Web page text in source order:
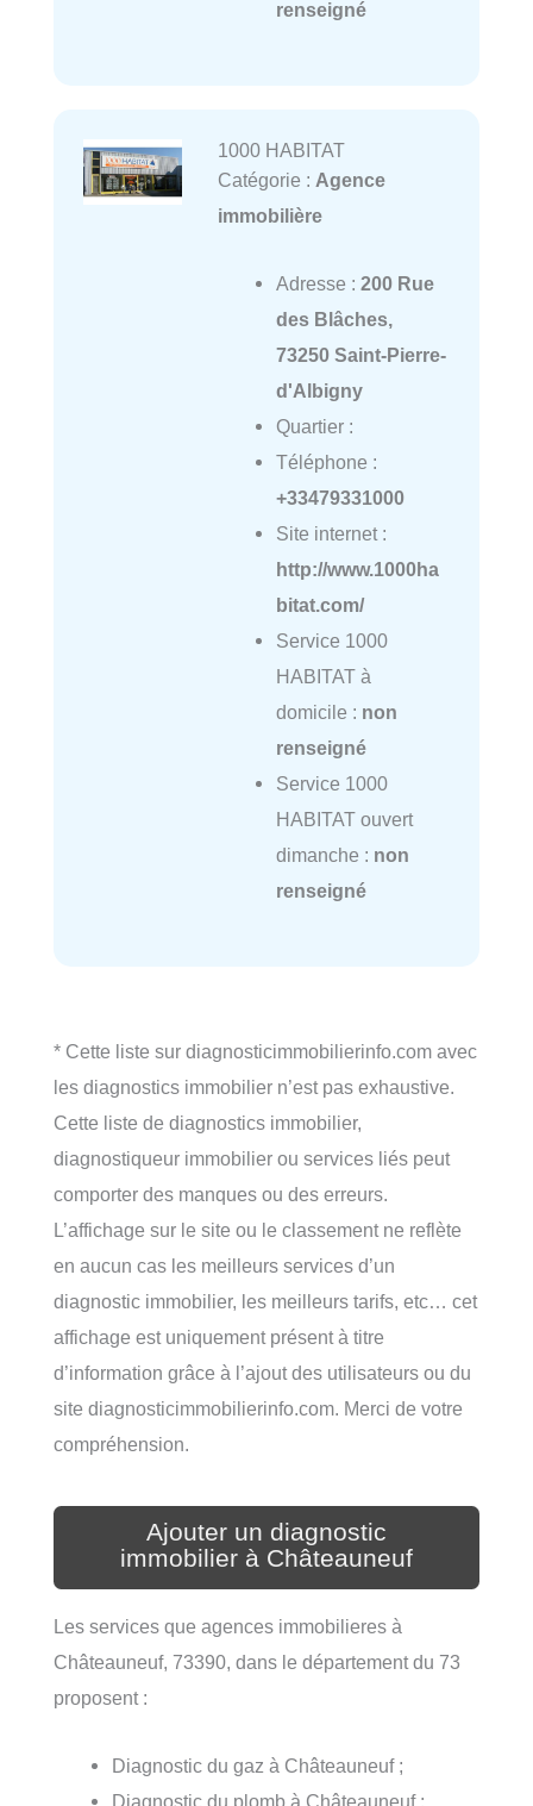
renseigné
1000 HABITAT
Catégorie : Agence
immobilière
Adresse : 200 Rue
des Blâches,
73250 Saint-Pierre-
d'Albigny
Quartier :
Téléphone :
+33479331000
Site internet :
http://www.1000ha
bitat.com/
Service 1000
HABITAT à
domicile : non
renseigné
Service 1000
HABITAT ouvert
dimanche : non
renseigné
* Cette liste sur diagnosticimmobilierinfo.com avec
les diagnostics immobilier n’est pas exhaustive.
Cette liste de diagnostics immobilier,
diagnostiqueur immobilier ou services liés peut
comporter des manques ou des erreurs.
L’affichage sur le site ou le classement ne reflète
en aucun cas les meilleurs services d’un
diagnostic immobilier, les meilleurs tarifs, etc… cet
affichage est uniquement présent à titre
d’information grâce à l’ajout des utilisateurs ou du
site diagnosticimmobilierinfo.com. Merci de votre
compréhension.
Ajouter un diagnostic
immobilier à Châteauneuf
Les services que agences immobilieres à
Châteauneuf, 73390, dans le département du 73
proposent :
Diagnostic du gaz à Châteauneuf ;
Diagnostic du plomb à Châteauneuf ;